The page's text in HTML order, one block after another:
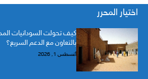
اختيار المحرر
كيف تحولت السودانيات
بالتعاون مع الدعم السريع؟
أغسطس 1, 2026